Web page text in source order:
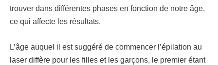
trouver dans différentes phases en fonction de notre âge,
ce qui affecte les résultats.
L’âge auquel il est suggéré de commencer l’épilation au
laser diffère pour les filles et les garçons, le premier étant